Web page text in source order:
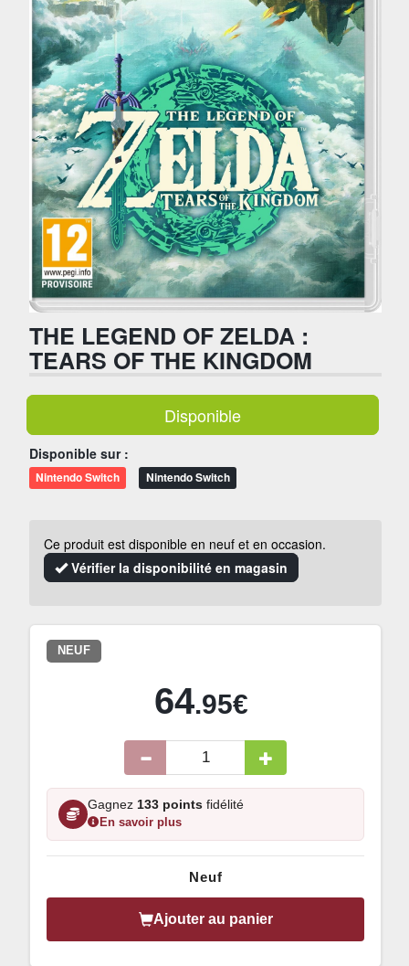
THE LEGEND OF ZELDA :
TEARS OF THE KINGDOM
Disponible
Disponible sur :
Nintendo Switch Nintendo Switch
Ce produit est disponible en neuf et en occasion.
Vérifier la disponibilité en magasin
NEUF
64.95€
Gagnez 133 points fidélité
En savoir plus
Neuf
Ajouter au panier